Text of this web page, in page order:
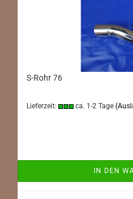
S-Rohr 76
Lieferzeit: ca. 1-2 Tage
IN DEN